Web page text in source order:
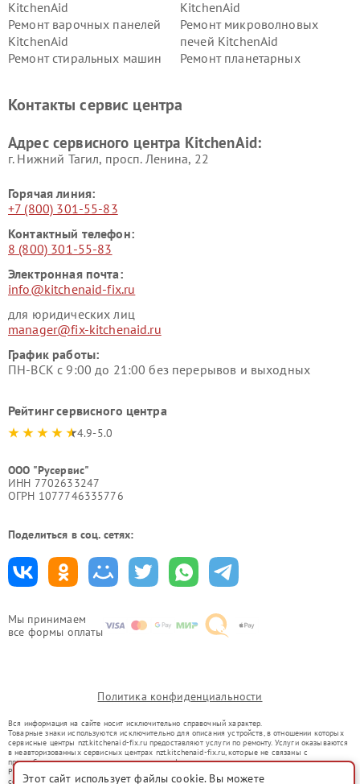
Мы принимаем
все формы оплаты
KitchenAid
KitchenAid
Ремонт варочных панелей
KitchenAid
Ремонт микроволновых
печей KitchenAid
Ремонт стиральных машин
Ремонт планетарных
Контакты сервис центра
Адрес сервисного центра KitchenAid:
г. Нижний Тагил, просп. Ленина, 22
Горячая линия:
+7 (800) 301-55-83
Контактный телефон:
8 (800) 301-55-83
Электронная почта:
info@kitchenaid-fix.ru
для юридических лиц
manager@fix-kitchenaid.ru
График работы:
ПН-ВСК с 9:00 до 21:00 без перерывов и выходных
Рейтинг сервисного центра
4.9-5.0
ООО "Русервис"
ИНН 7702633247
ОГРН 1077746335776
Поделиться в соц. сетях:
Политика конфиденциальности
Вся информация на сайте носит исключительно справочный характер.
Товарные знаки используются исключительно для описания устройств, в отношении которых
сервисные центры nzt.kitchenaid-fix.ru предоставляют услуги по ремонту. Услуги оказываются
в неавторизованных сервисных центрах nzt.kitchenaid-fix.ru, которые не связаны с
правообладателями товарных знаков или их официальными представителями.
Ремонт осуществляется для устройств, уже введенных в гражданский оборот в соответствии
со статьей 1487 ГК РФ.
Этот сайт использует файлы cookie. Вы можете